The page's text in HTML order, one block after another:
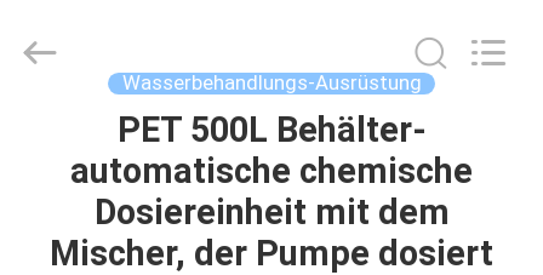
PRODUKTE
Wasserbehandlungs-Ausrüstung
PET 500L Behälter-
automatische chemische
Dosiereinheit mit dem
Mischer, der Pumpe dosiert